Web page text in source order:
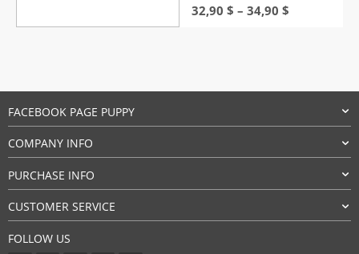
32,90 $ – 34,90 $
FACEBOOK PAGE PUPPY
COMPANY INFO
PURCHASE INFO
CUSTOMER SERVICE
FOLLOW US